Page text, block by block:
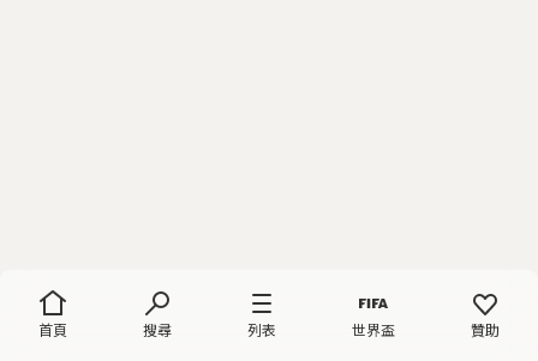
首頁 搜尋 列表 世界盃 贊助